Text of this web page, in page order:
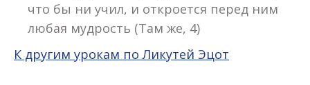
что бы ни учил, и откроется перед ним
любая мудрость (Там же, 4)
К другим урокам по Ликутей Эцот